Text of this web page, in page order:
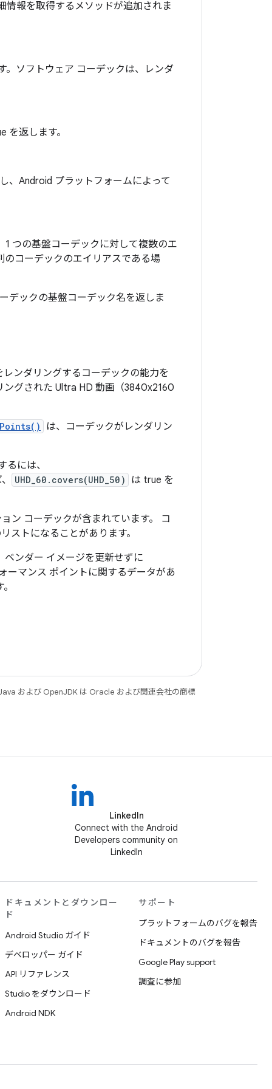
情報を取得するメソッドが追加されま
ソフトウェア コーデックは、レンダ
返します。
、Android プラットフォームによって
つの基盤コーデックに対して複数のエ
コーデックのエイリアスである場
デックの基盤コーデック名を返しま
ンダリングするコーデックの能力を
グされた Ultra HD 動画（3840x2160
は、コーデックがレンダリン
には、
UHD_60.covers(UHD_50) は true を
ン コーデックが含まれています。 コ
ストになることがあります。
ンダー イメージを更新せずに
ーマンス ポイントに関するデータがあ
および OpenJDK は Oracle および関連会社の商標
LinkedIn
Connect with the Android
Developers community on
LinkedIn
ドキュメントとダウンロー
ド
Android Studio ガイド
デベロッパー ガイド
API リファレンス
Studio をダウンロード
Android NDK
サポート
プラットフォームのバグを報告
ドキュメントのバグを報告
Google Play support
調査に参加